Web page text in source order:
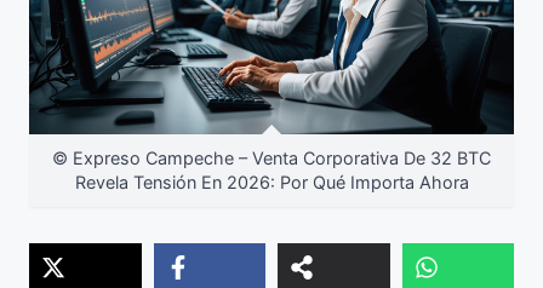
© Expreso Campeche – Venta Corporativa De 32 BTC
Revela Tensión En 2026: Por Qué Importa Ahora